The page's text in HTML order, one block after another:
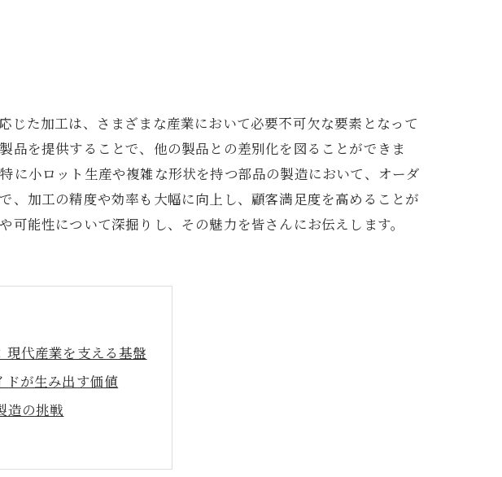
た加工は、さまざまな産業において必要不可欠な要素となって
品を提供することで、他の製品との差別化を図ることができま
に小ロット生産や複雑な形状を持つ部品の製造において、オーダ
、加工の精度や効率も大幅に向上し、顧客満足度を高めることが
能性について深掘りし、その魅力を皆さんにお伝えします。
現代産業を支える基盤
ドが生み出す価値
造の挑戦
す革新
学ぶ